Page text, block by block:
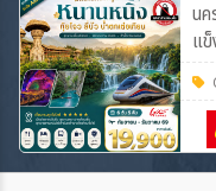
นค
แข็
ปัว
ไ